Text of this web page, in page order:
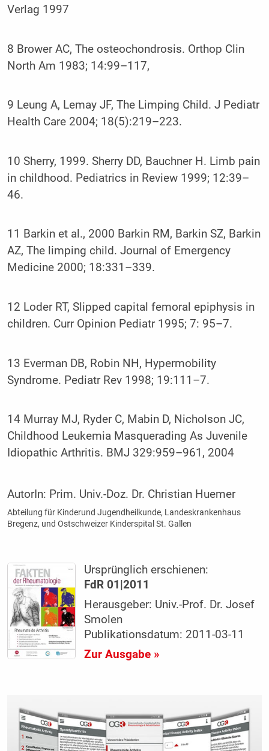
Verlag 1997
8 Brower AC, The osteochondrosis. Orthop Clin
North Am 1983; 14:99–117,
9 Leung A, Lemay JF, The Limping Child. J Pediatr
Health Care 2004; 18(5):219–223.
10 Sherry, 1999. Sherry DD, Bauchner H. Limb pain
in childhood. Pediatrics in Review 1999; 12:39–
46.
11 Barkin et al., 2000 Barkin RM, Barkin SZ, Barkin
AZ, The limping child. Journal of Emergency
Medicine 2000; 18:331–339.
12 Loder RT, Slipped capital femoral epiphysis in
children. Curr Opinion Pediatr 1995; 7: 95–7.
13 Everman DB, Robin NH, Hypermobility
Syndrome. Pediatr Rev 1998; 19:111–7.
14 Murray MJ, Ryder C, Mabin D, Nicholson JC,
Childhood Leukemia Masquerading As Juvenile
Idiopathic Arthritis. BMJ 329:959–961, 2004
AutorIn: Prim. Univ.-Doz. Dr. Christian Huemer
Abteilung für Kinderund Jugendheilkunde, Landeskrankenhaus
Bregenz, und Ostschweizer Kinderspital St. Gallen
Ursprünglich erschienen:
FdR 01|2011
Herausgeber: Univ.-Prof. Dr. Josef
Smolen
Publikationsdatum: 2011-03-11
Zur Ausgabe »